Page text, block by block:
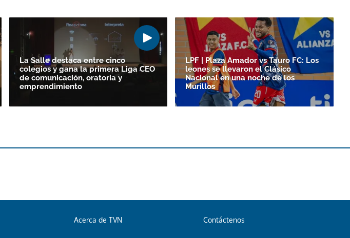
La Salle destaca entre cinco
colegios y gana la primera Liga CEO
de comunicación, oratoria y
emprendimiento
LPF | Plaza Amador vs Tauro FC: Los
leones se llevaron el Clásico
Nacional en una noche de los
Murillos
Acerca de TVN Contáctenos